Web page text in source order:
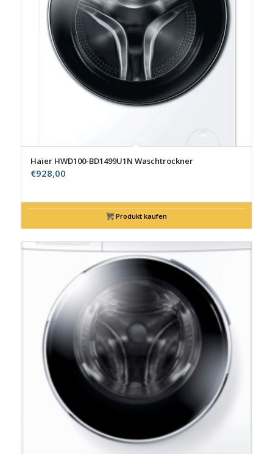
Haier HWD100-BD1499U1N Waschtrockner
€928,00
Produkt kaufen